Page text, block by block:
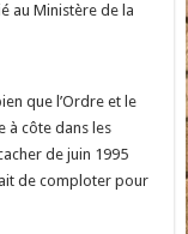
au Ministère de la
que l’Ordre et le
à côte dans les
de juin 1995
de comploter pour